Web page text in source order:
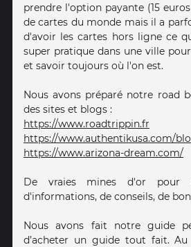
prendre l'option payante (15
de cartes du monde mais il a
d'avoir les cartes hors ligne ce
super pratique dans une ville
et savoir toujours où l'on est.
Nous avons préparé notre road
des sites et blogs :
https://www.roadtrippin.fr
https://www.authentikusa.com/
https://www.arizona-dream.com/
De vraies mines d'or pour
d'informations, de conseils, de
Nous avons fait notre guide
d’acheter un guide tout fait.